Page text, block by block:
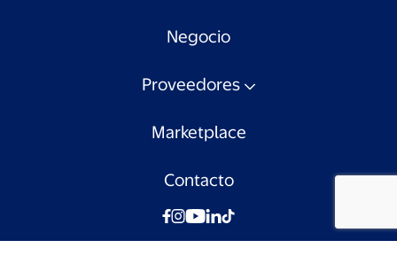
Negocio
Proveedores
Marketplace
Contacto